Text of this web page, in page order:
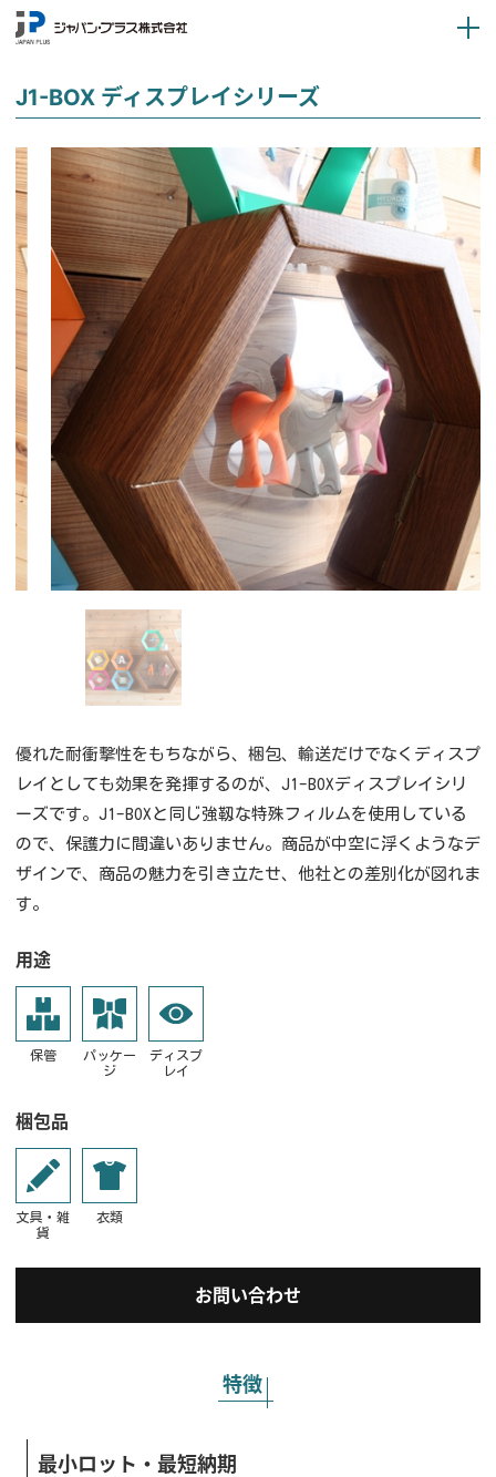
J1-BOX ディスプレイシリーズ
優れた耐衝撃性をもちながら、梱包、輸送だけでなくディスプ
レイとしても効果を発揮するのが、J1-BOXディスプレイシリ
ーズです。J1-BOXと同じ強靱な特殊フィルムを使用している
ので、保護力に間違いありません。商品が中空に浮くようなデ
ザインで、商品の魅力を引き立たせ、他社との差別化が図れま
す。
用途
保管
パッケー
ジ
ディスプ
レイ
梱包品
文具・雑
貨
衣類
お問い合わせ
特徴
最小ロット・最短納期